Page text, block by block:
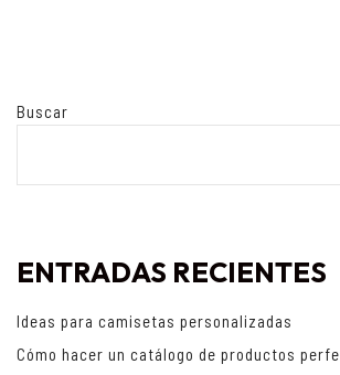
Buscar
ENTRADAS RECIENTES
Ideas para camisetas personalizadas
Cómo hacer un catálogo de productos